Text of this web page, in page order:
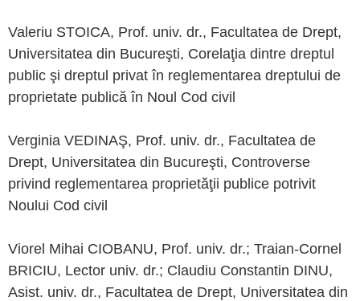
Valeriu STOICA, Prof. univ. dr., Facultatea de Drept,
Universitatea din Bucureşti, Corelaţia dintre dreptul
public şi dreptul privat în reglementarea dreptului de
proprietate publică în Noul Cod civil
Verginia VEDINAŞ, Prof. univ. dr., Facultatea de
Drept, Universitatea din Bucureşti, Controverse
privind reglementarea proprietăţii publice potrivit
Noului Cod civil
Viorel Mihai CIOBANU, Prof. univ. dr.; Traian-Cornel
BRICIU, Lector univ. dr.; Claudiu Constantin DINU,
Asist. univ. dr., Facultatea de Drept, Universitatea din